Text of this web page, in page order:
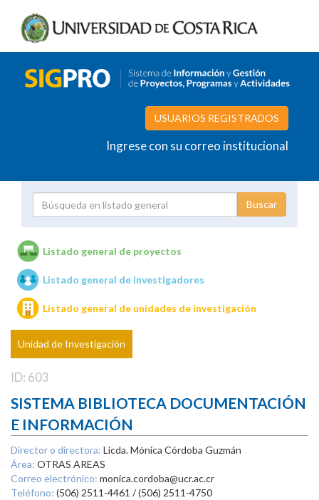
USUARIOS REGISTRADOS
Ingrese con su correo institucional
Unidades de investigación
Listado general de proyectos
Listado general de investigadores
Listado general de unidades de investigación
Unidad de Investigación
ID: 603
SISTEMA BIBLIOTECA DOCUMENTACIÓN
E INFORMACIÓN
Director o directora: Licda. Mónica Córdoba Guzmán
Área: OTRAS AREAS
Correo electrónico: monica.cordoba@ucr.ac.cr
Teléfono: (506) 2511-4461 / (506) 2511-4750